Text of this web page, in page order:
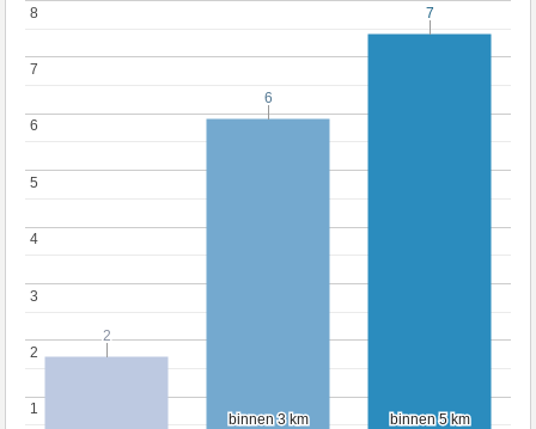
binnen 3 km
binnen 3 km
binnen 5 km
binnen 5 km
1
1
2
2
3
3
4
4
5
5
6
6
7
7
8
8
2
2
6
6
7
7